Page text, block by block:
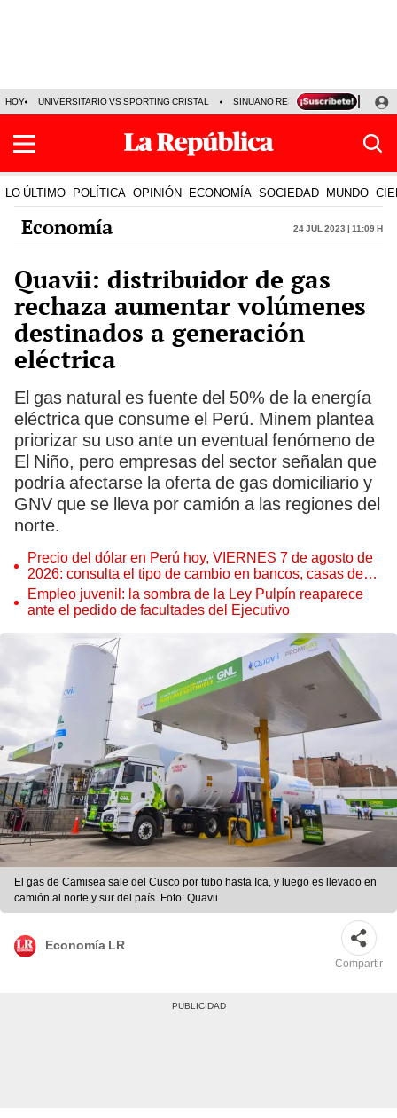
HOY UNIVERSITARIO VS SPORTING CRISTAL SINUANO RESULTADOS HOY
LO ÚLTIMO POLÍTICA OPINIÓN ECONOMÍA SOCIEDAD MUNDO
Economía 24 Jul 2023 | 11:09 h
Quavii: distribuidor de gas
rechaza aumentar volúmenes
destinados a generación
eléctrica
El gas natural es fuente del 50% de la energía
eléctrica que consume el Perú. Minem plantea
priorizar su uso ante un eventual fenómeno de
El Niño, pero empresas del sector señalan que
podría afectarse la oferta de gas domiciliario y
GNV que se lleva por camión a las regiones del
norte.
Precio del dólar en Perú hoy, VIERNES 7 de agosto de
2026: consulta el tipo de cambio en bancos, casas de
cambio y plataformas digitales
Empleo juvenil: la sombra de la Ley Pulpín reaparece
ante el pedido de facultades del Ejecutivo
El gas de Camisea sale del Cusco por tubo hasta Ica, y luego es llevado en
camión al norte y sur del país. Foto: Quavii
Economía LR
Compartir